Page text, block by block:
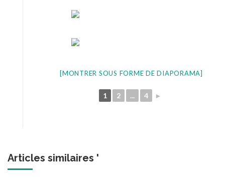
[MONTRER SOUS FORME DE DIAPORAMA]
1 2 ... 4 ►
Articles similaires '